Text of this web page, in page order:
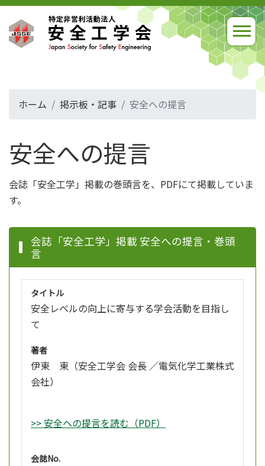
ホーム 掲示板・記事 安全への提言
安全への提言
会誌「安全工学」掲載の巻頭言を、PDFにて掲載していま
す。
会誌「安全工学」掲載 安全への提言・巻頭
言
タイトル
安全レベルの向上に寄与する学会活動を目指し
て
著者
伊東 東（安全工学会 会長 ／電気化学工業株式
会社）
>> 安全への提言を読む（PDF）
会誌No.